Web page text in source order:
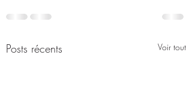
Posts récents Voir tout